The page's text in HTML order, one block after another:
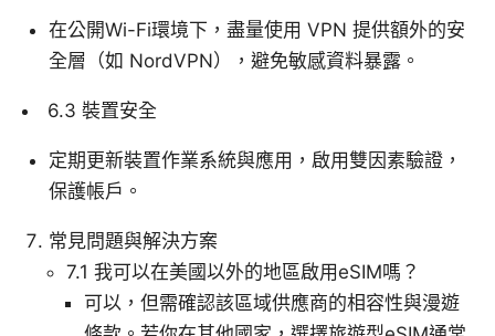
在公開Wi-Fi環境下，盡量使用 VPN 提供額外的安
全層（如 NordVPN），避免敏感資料暴露。
6.3 裝置安全
定期更新裝置作業系統與應用，啟用雙因素驗證，
保護帳戶。
常見問題與解決方案
7.1 我可以在美國以外的地區啟用eSIM嗎？
可以，但需確認該區域供應商的相容性與漫遊